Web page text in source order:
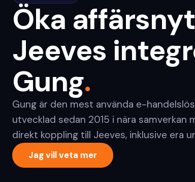
Öka
Jeeves
Gung.
Gung är den mest använda e-
utvecklad sedan 2015 i nära samverkan
direkt koppling till Jeeves, inklusive era
Jag vill veta mer